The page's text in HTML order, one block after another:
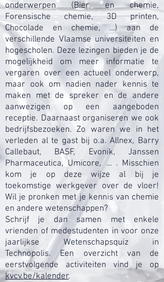
onderwerpen (Bier en chemie,
Forensische chemie, 3D printen,
Chocolade en chemie, …) aan de
verschillende Vlaamse universiteiten en
hogescholen. Deze lezingen bieden je de
mogelijkheid om meer informatie te
vergaren over een actueel onderwerp,
maar ook om nadien nader kennis te
maken met de spreker en de andere
aanwezigen op een aangeboden
receptie. Daarnaast organiseren we ook
bedrijfsbezoeken. Zo waren we in het
verleden al te gast bij o.a. Allnex, Barry
Callebaut, BASF, Evonik, Janssen
Pharmaceutica, Umicore, … . Misschien
kom je op deze wijze al bij je
toekomstige werkgever over de vloer!
Wil je pronken met je kennis van chemie
en andere wetenschappen?
Schrijf je dan samen met enkele
vrienden of medestudenten in voor onze
jaarlijkse Wetenschapsquiz in
Technopolis. Een overzicht van de
eerstvolgende activiteiten vind je op
kvcv.be/kalender.